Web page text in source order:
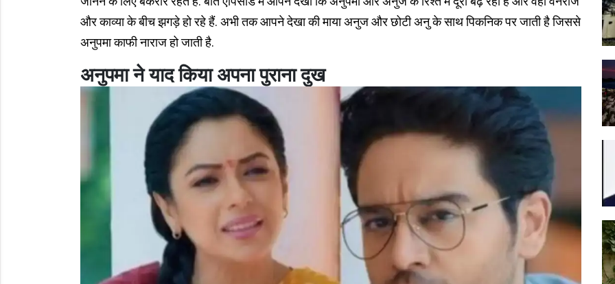
और काव्या के बीच झगड़े हो रहे हैं. अभी तक आपने देखा की माया अनुज और छोटी अनु के साथ पिकनिक पर जाती है जिससे
अनुपमा काफी नाराज हो जाती है.
अनुपमा ने याद किया अपना पुराना दुख